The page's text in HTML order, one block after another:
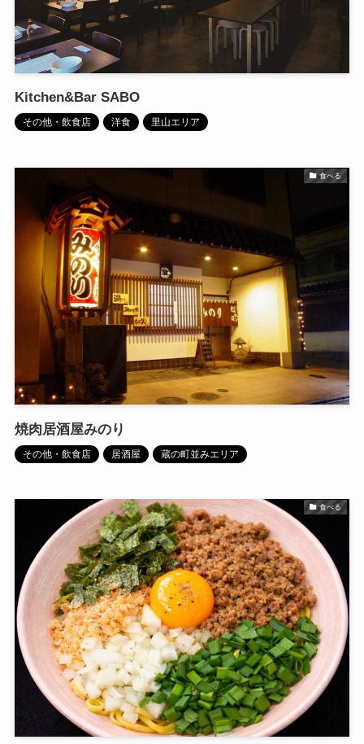
Kitchen&Bar SABO
その他・飲食店 洋食 里山エリア
食べる
焼肉居酒屋みのり
その他・飲食店 居酒屋 蔵の町並みエリア
食べる